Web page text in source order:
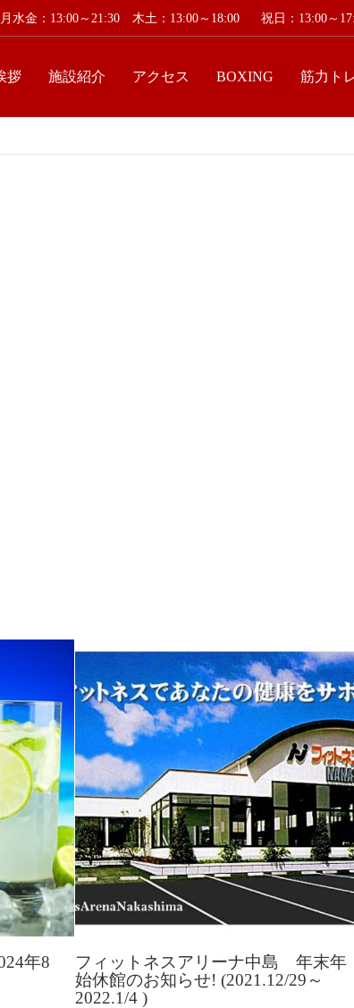
月水金：13:00～21:30 木土：13:00～18:00 祝日：13:00～
拶 施設紹介 アクセス BOXING 筋力ト
年8
フィットネスアリーナ中島 年末年
始休館のお知らせ! (2021.12/29～
2022.1/4 )